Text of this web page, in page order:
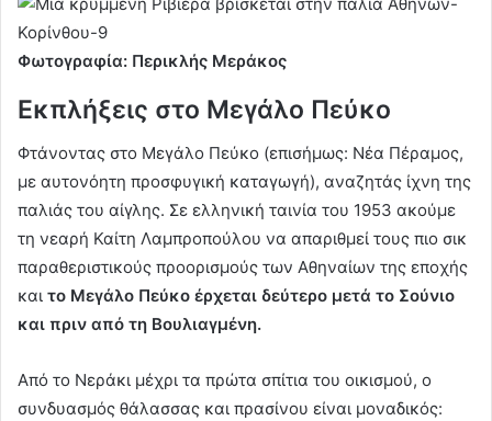
Φωτογραφία: Περικλής Μεράκος
Εκπλήξεις στο Μεγάλο Πεύκο
Φτάνοντας στο Μεγάλο Πεύκο (επισήμως: Νέα Πέραμος,
με αυτονόητη προσφυγική καταγωγή), αναζητάς ίχνη της
παλιάς του αίγλης. Σε ελληνική ταινία του 1953 ακούμε
τη νεαρή Καίτη Λαμπροπούλου να απαριθμεί τους πιο σικ
παραθεριστικούς προορισμούς των Αθηναίων της εποχής
και το Μεγάλο Πεύκο έρχεται δεύτερο μετά το Σούνιο
και πριν από τη Βουλιαγμένη.
Από το Νεράκι μέχρι τα πρώτα σπίτια του οικισμού, ο
συνδυασμός θάλασσας και πρασίνου είναι μοναδικός: